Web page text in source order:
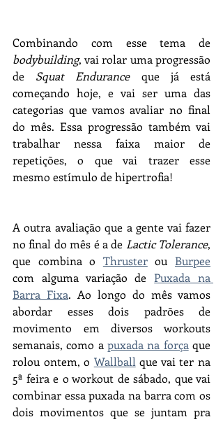
bodybuilding, vai rolar uma progressão
de Squat Endurance que já está
começando hoje, e vai ser uma das
categorias que vamos avaliar no final
do mês. Essa progressão também vai
trabalhar nessa faixa maior de
repetições, o que vai trazer esse
mesmo estímulo de hipertrofia!
A outra avaliação que a gente vai fazer
no final do mês é a de Lactic Tolerance,
que combina o Thruster ou Burpee
com alguma variação de Puxada na
Barra Fixa. Ao longo do mês vamos
abordar esses dois padrões de
movimento em diversos workouts
semanais, como a puxada na força que
rolou ontem, o Wallball que vai ter na
5ª feira e o workout de sábado, que vai
combinar essa puxada na barra com os
dois movimentos que se juntam pra